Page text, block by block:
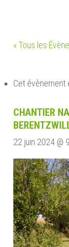
« Tous les
Cet évènement
CHANTIER
22 juin 2024 @